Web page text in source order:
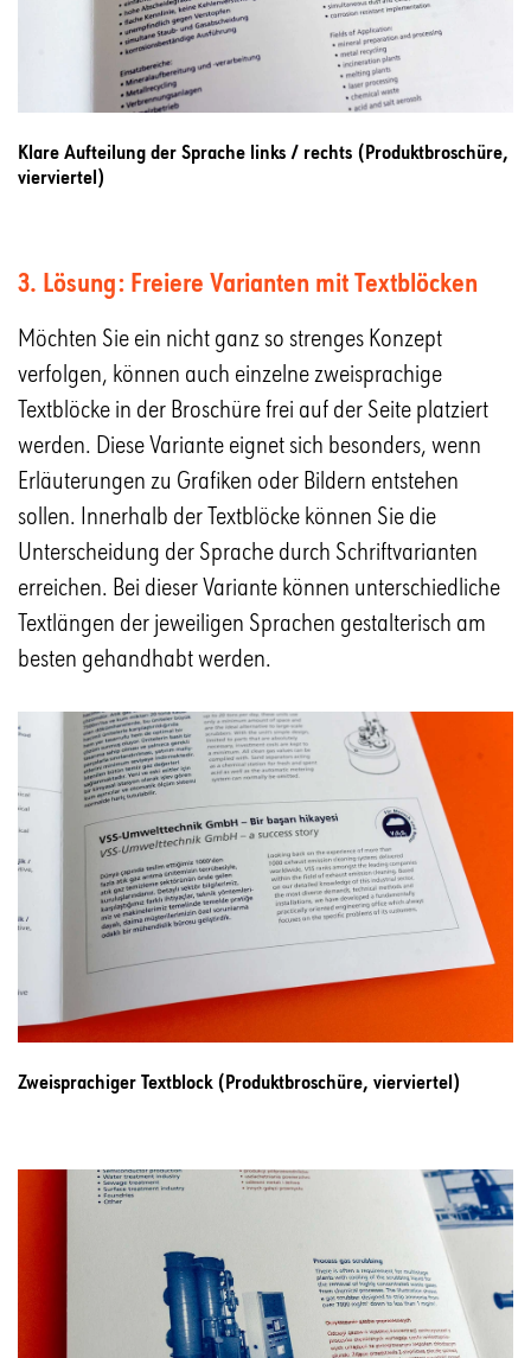
Klare Aufteilung der Sprache links / rechts (Produktbroschüre,
vierviertel)
3. Lösung: Freiere Varianten mit Textblöcken
Möchten Sie ein nicht ganz so strenges Konzept
verfolgen, können auch einzelne zweisprachige
Textblöcke in der Broschüre frei auf der Seite platziert
werden. Diese Variante eignet sich besonders, wenn
Erläuterungen zu Grafiken oder Bildern entstehen
sollen. Innerhalb der Textblöcke können Sie die
Unterscheidung der Sprache durch Schriftvarianten
erreichen. Bei dieser Variante können unterschiedliche
Textlängen der jeweiligen Sprachen gestalterisch am
besten gehandhabt werden.
Zweisprachiger Textblock (Produktbroschüre, vierviertel)